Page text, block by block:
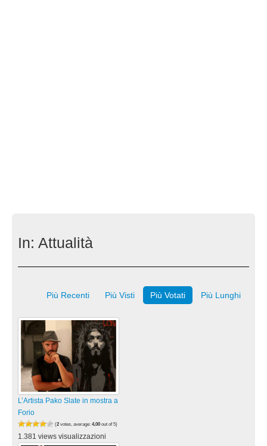
In: Attualità
Più Recenti Più Visti Più Votati Più Lunghi
L’Artista Pako Slate in mostra a
Forio
(2 votes, average: 4,00 out of 5)
1.381 views visualizzazioni